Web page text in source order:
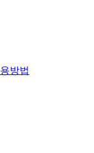
방법